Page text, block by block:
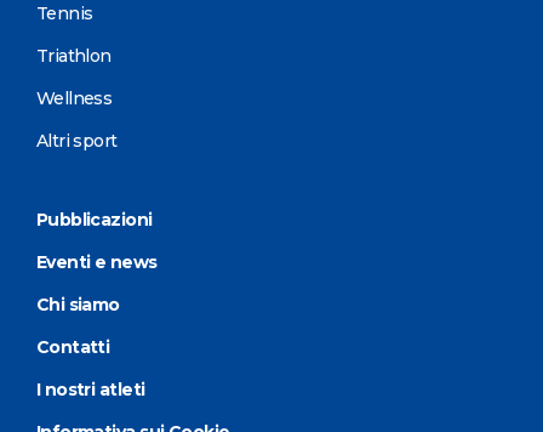
Tennis
Triathlon
Wellness
Altri sport
Pubblicazioni
Eventi e news
Chi siamo
Contatti
I nostri atleti